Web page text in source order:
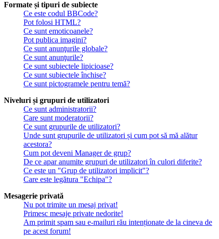
Formate și tipuri de subiecte
Ce este codul BBCode?
Pot folosi HTML?
Ce sunt emoticoanele?
Pot publica imagini?
Ce sunt anunţurile globale?
Ce sunt anunţurile?
Ce sunt subiectele lipicioase?
Ce sunt subiectele închise?
Ce sunt pictogramele pentru temă?
Niveluri și grupuri de utilizatori
Ce sunt administratorii?
Care sunt moderatorii?
Ce sunt grupurile de utilizatori?
Unde sunt grupurile de utilizatori și cum pot să mă alătur
acestora?
Cum pot deveni Manager de grup?
De ce apar anumite grupuri de utilizatori în culori diferite?
Ce este un "Grup de utilizatori implicit"?
Care este legătura "Echipa"?
Mesagerie privată
Nu pot trimite un mesaj privat!
Primesc mesaje private nedorite!
Am primit spam sau e-mailuri rău intenționate de la cineva de
pe acest forum!